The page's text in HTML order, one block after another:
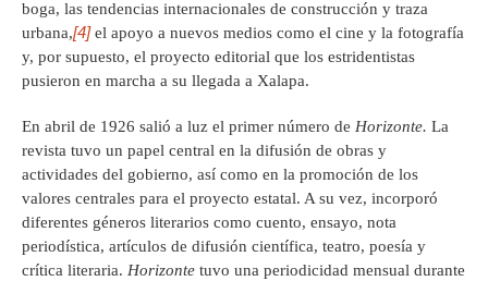
boga, las tendencias internacionales de construcción y traza
urbana,[4]el apoyo a nuevos medios como el cine y la fotografía
y, por supuesto, el proyecto editorial que los estridentistas
pusieron en marcha a su llegada a Xalapa.
En abril de 1926 salió a luz el primer número de Horizonte. La
revista tuvo un papel central en la difusión de obras y
actividades del gobierno, así como en la promoción de los
valores centrales para el proyecto estatal. A su vez, incorporó
diferentes géneros literarios como cuento, ensayo, nota
periodística, artículos de difusión científica, teatro, poesía y
crítica literaria. Horizonte tuvo una periodicidad mensual durante